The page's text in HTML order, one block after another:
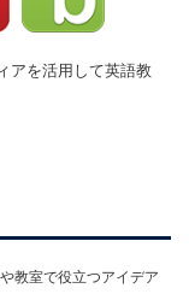
アを活用して英語教
教室で役立つアイデア